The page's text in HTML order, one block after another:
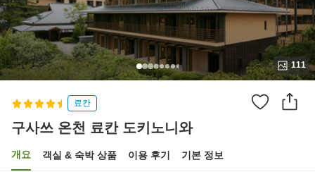
111
료칸
구사쓰 온천 료칸 도키노니와
개요 객실 & 숙박 상품 이용 후기 기본 정보